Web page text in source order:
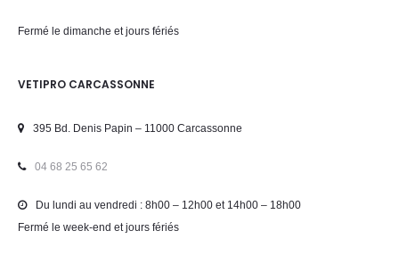
Fermé le dimanche et jours fériés
VETIPRO CARCASSONNE
395 Bd. Denis Papin – 11000 Carcassonne
04 68 25 65 62
Du lundi au vendredi : 8h00 – 12h00 et 14h00 – 18h00
Fermé le week-end et jours fériés